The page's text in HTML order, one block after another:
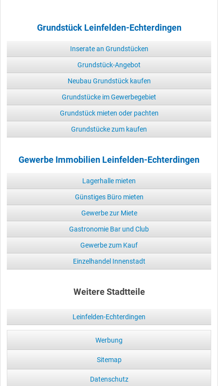
Grundstück Leinfelden-Echterdingen
Inserate an Grundstücken
Grundstück-Angebot
Neubau Grundstück kaufen
Grundstücke im Gewerbegebiet
Grundstück mieten oder pachten
Grundstücke zum kaufen
Gewerbe Immobilien Leinfelden-Echterdingen
Lagerhalle mieten
Günstiges Büro mieten
Gewerbe zur Miete
Gastronomie Bar und Club
Gewerbe zum Kauf
Einzelhandel Innenstadt
Weitere Stadtteile
Leinfelden-Echterdingen
Werbung
Sitemap
Datenschutz